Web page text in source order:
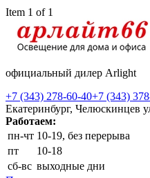
Item 1 of 1
официальный дилер Arlight
+7 (343) 278-60-40+7 (343)
Екатеринбург, Челюскинцев
Работаем:
пн-чт 10-19, без перерыва
пт
10-18
сб-вс выходные дни